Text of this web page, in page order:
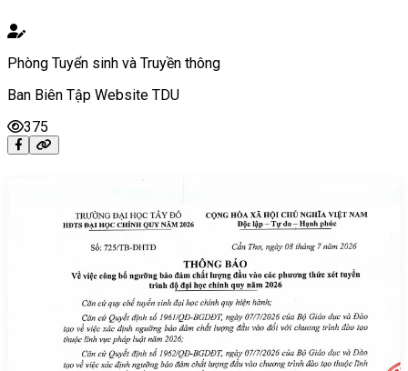
Phòng Tuyển sinh và Truyền thông
Ban Biên Tập Website TDU
375